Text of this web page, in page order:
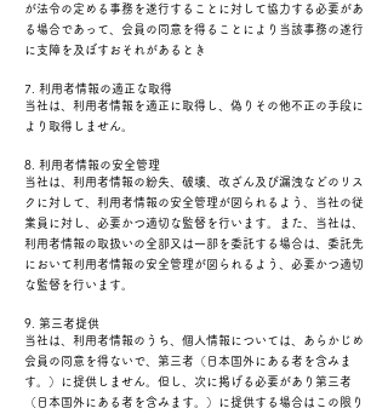
が法令の定める事務を遂行することに対して協力する必要があ
る場合であって、会員の同意を得ることにより当該事務の遂行
に支障を及ぼすおそれがあるとき
7. 利用者情報の適正な取得
当社は、利用者情報を適正に取得し、偽りその他不正の手段に
より取得しません。
8. 利用者情報の安全管理
当社は、利用者情報の紛失、破壊、改ざん及び漏洩などのリス
クに対して、利用者情報の安全管理が図られるよう、当社の従
業員に対し、必要かつ適切な監督を行います。また、当社は、
利用者情報の取扱いの全部又は一部を委託する場合は、委託先
において利用者情報の安全管理が図られるよう、必要かつ適切
な監督を行います。
9. 第三者提供
当社は、利用者情報のうち、個人情報については、あらかじめ
会員の同意を得ないで、第三者（日本国外にある者を含みま
す。）に提供しません。但し、次に掲げる必要があり第三者
（日本国外にある者を含みます。）に提供する場合はこの限り